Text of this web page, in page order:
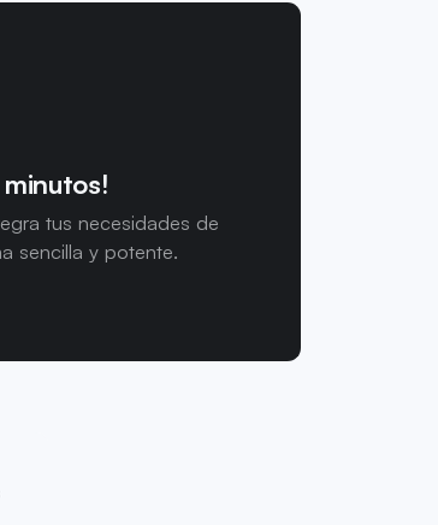
minutos!
tus necesidades de
sencilla y potente.